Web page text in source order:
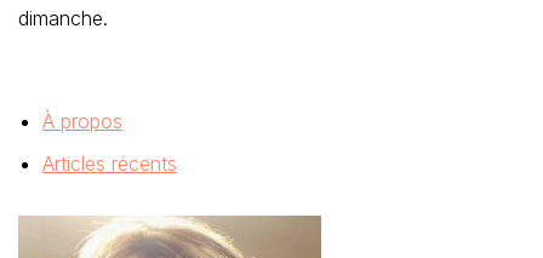
dimanche.
À propos
Articles récents